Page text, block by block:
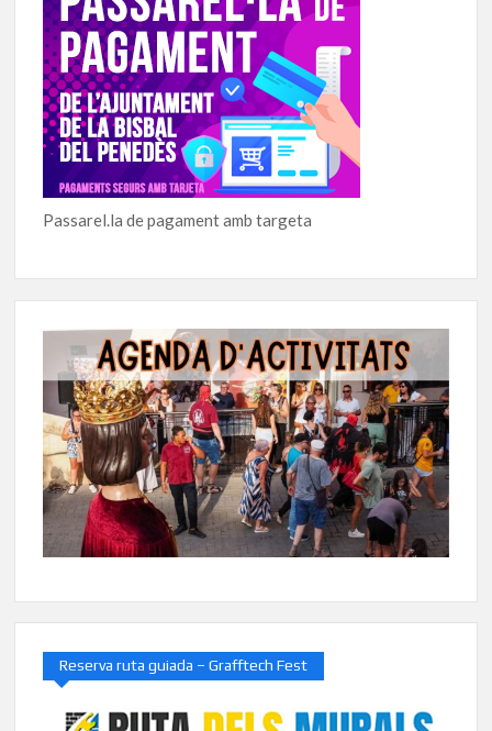
Passarel.la de pagament amb targeta
Reserva ruta guiada – Grafftech Fest